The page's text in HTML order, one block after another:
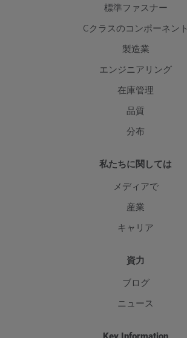
標準ファスナー
Cクラスのコンポーネント
製造業
エンジニアリング
在庫管理
品質
分布
私たちに関しては
メディアで
産業
キャリア
資力
ブログ
ニュース